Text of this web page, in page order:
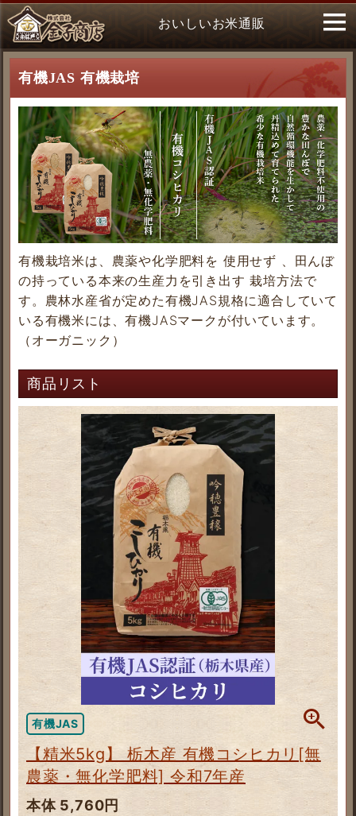
おいしいお米通販
有機JAS 有機栽培
有機栽培米は、農薬や化学肥料を 使用せず 、田んぼ
の持っている本来の生産力を引き出す 栽培方法で
す。農林水産省が定めた有機JAS規格に適合していて
いる有機米には、有機JASマークが付いています。
（オーガニック）
商品リスト
有機JAS
【精米5kg】 栃木産 有機コシヒカリ[無
農薬・無化学肥料] 令和7年産
本体 5,760円